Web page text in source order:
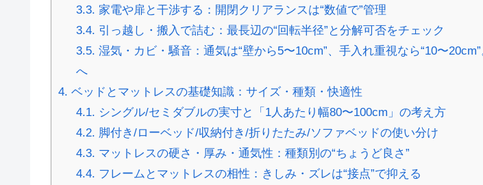
3.3. 家電や扉と干渉する：開閉クリアランスは“数値で”管理
3.4. 引っ越し・搬入で詰む：最長辺の“回転半径”と分解可否をチェック
3.5. 湿気・カビ・騒音：通気は“壁から5〜10cm”、手入れ重視なら“10〜
へ
4. ベッドとマットレスの基礎知識：サイズ・種類・快適性
4.1. シングル/セミダブルの実寸と「1人あたり幅80〜100cm」の考え方
4.2. 脚付き/ローベッド/収納付き/折りたたみ/ソファベッドの使い分け
4.3. マットレスの硬さ・厚み・通気性：種類別の“ちょうど良さ”
4.4. フレームとマットレスの相性：きしみ・ズレは“接点”で抑える